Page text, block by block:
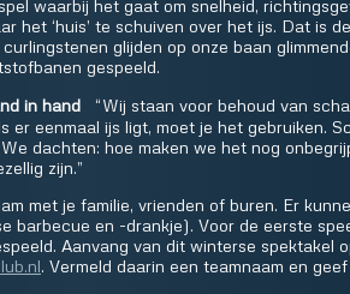
waarbij het gaat om snelheid,
het ‘huis’ te schuiven over het ijs. Dat is
glijden op onze baan
gespeeld.
in hand
“Wij staan voor behoud van
er eenmaal ijs ligt, moet je het gebruiken.
dachten: hoe maken we het nog
zijn.”
met je familie, vrienden of buren. Er
barbecue en -drankje). Voor de eerste
Aanvang van dit winterse spektakel
. Vermeld daarin een teamnaam en